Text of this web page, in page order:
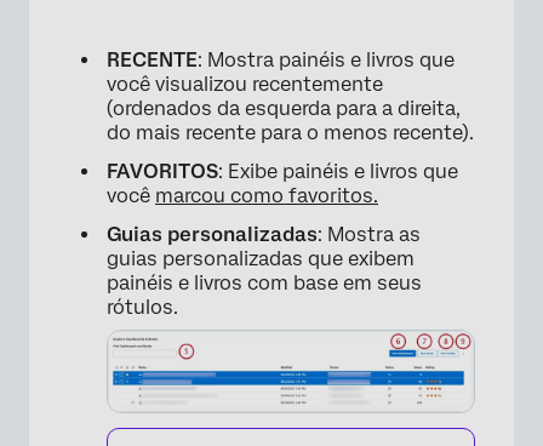
×
RECENTE: Mostra painéis e livros que
você visualizou recentemente
(ordenados da esquerda para a direita,
do mais recente para o menos recente).
FAVORITOS: Exibe painéis e livros que
você marcou como favoritos.
Guias personalizadas: Mostra as
guias personalizadas que exibem
painéis e livros com base em seus
rótulos.